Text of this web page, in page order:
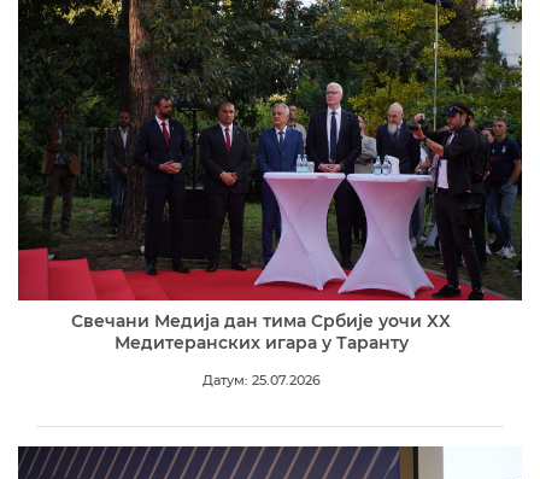
Свечани Медија дан тима Србије уочи XX
Медитеранских игара у Таранту
Датум: 25.07.2026